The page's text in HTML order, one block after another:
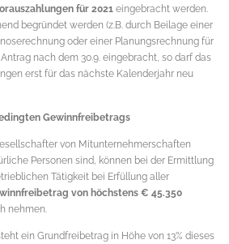
für 2021 eingebracht werden.
begründet werden (z.B. durch Beilage einer
oder einer Planungsrechnung für
nach dem 30.9. eingebracht, so darf das
erst für das nächste Kalenderjahr neu
Gewinnfreibetrags
von Mitunternehmerschaften
Personen sind, können bei der Ermittlung
Tätigkeit bei Erfüllung aller
von höchstens € 45.350
nehmen.
ein Grundfreibetrag in Höhe von 13% dieses